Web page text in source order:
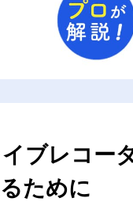
ブレコー
ために